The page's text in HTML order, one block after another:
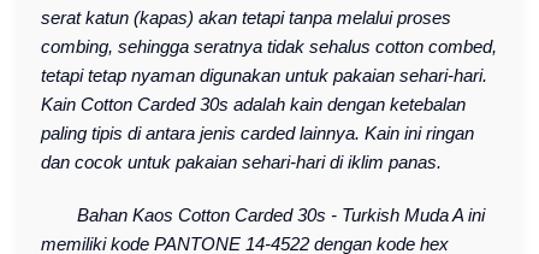
serat katun (kapas) akan tetapi tanpa melalui proses
combing, sehingga seratnya tidak sehalus cotton combed,
tetapi tetap nyaman digunakan untuk pakaian sehari-hari.
Kain Cotton Carded 30s adalah kain dengan ketebalan
paling tipis di antara jenis carded lainnya. Kain ini ringan
dan cocok untuk pakaian sehari-hari di iklim panas.
Bahan Kaos Cotton Carded 30s - Turkish Muda A ini
memiliki kode PANTONE 14-4522 dengan kode hex